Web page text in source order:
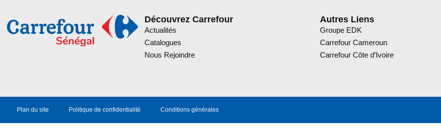
Découvrez Carrefour
Actualités
Catalogues
Nous Rejoindre
Autres Liens
Groupe EDK
Carrefour Cameroun
Carrefour Côte d’Ivoire
Plan du site Politique de confidentialité Conditions générales